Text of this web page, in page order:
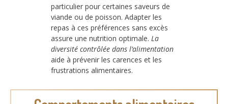
particulier pour certaines saveurs de
viande ou de poisson. Adapter les
repas à ces préférences sans excès
assure une nutrition optimale. La
diversité contrôlée dans l’alimentation
aide à prévenir les carences et les
frustrations alimentaires.